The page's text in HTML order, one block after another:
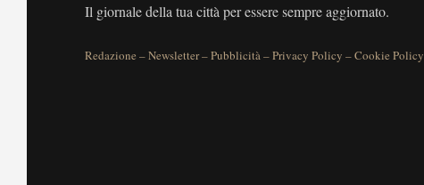
Il giornale della tua città per essere sempre aggiornato.
Redazione –Newsletter–Pubblicità–Privacy Policy –Cookie Policy